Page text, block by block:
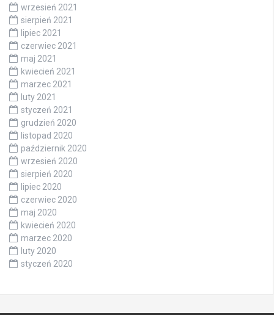
wrzesień 2021
sierpień 2021
lipiec 2021
czerwiec 2021
maj 2021
kwiecień 2021
marzec 2021
luty 2021
styczeń 2021
grudzień 2020
listopad 2020
październik 2020
wrzesień 2020
sierpień 2020
lipiec 2020
czerwiec 2020
maj 2020
kwiecień 2020
marzec 2020
luty 2020
styczeń 2020